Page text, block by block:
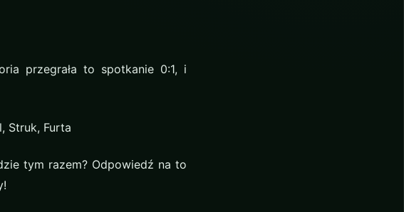
przegrała to spotkanie 0:1, i
Struk, Furta
tym razem? Odpowiedź na to